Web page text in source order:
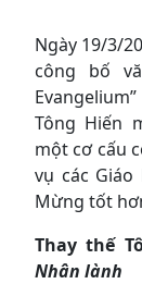
Ngày 19/3/
công bố
Tông Hiến
một cơ cấu
vụ các
Mừng tốt
Thay thế
Nhân lành